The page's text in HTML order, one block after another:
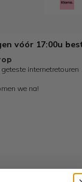
vóór 17:00u
internetretouren
we na!